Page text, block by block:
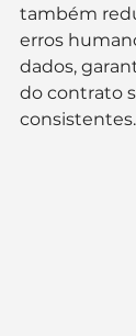
também
erros
dados,
do contrato
consistentes.